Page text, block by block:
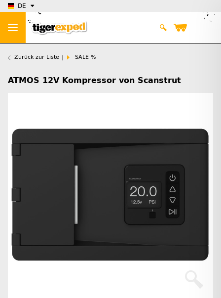
DE
Zurück zur Liste SALE %
ATMOS 12V Kompressor von Scanstrut